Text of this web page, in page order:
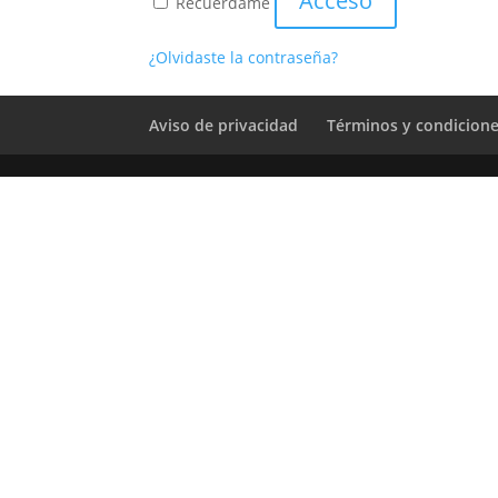
¿Olvidaste la contraseña?
Aviso de privacidad Términos y